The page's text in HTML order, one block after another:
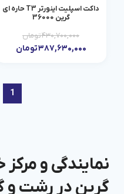
داکت اسپلیت اینورتر T3 حاره ای
گرین 36000
۴۳۰,۷۰۰,۰۰۰تومان
۳۸۷,۶۳۰,۰۰۰تومان
1
نمایندگی و
گرین در رشت و